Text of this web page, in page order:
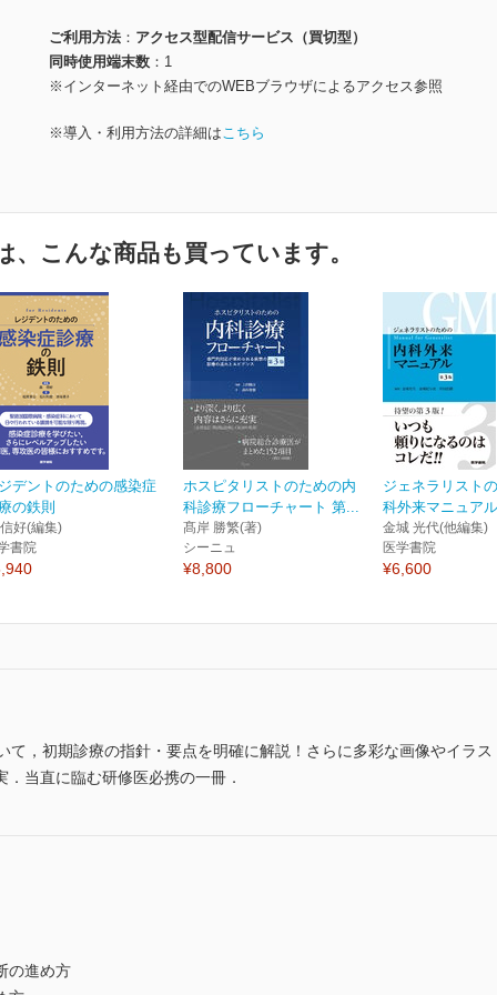
ご利用方法
アクセス型配信サービス（買切型）
同時使用端末数
1
※インターネット経由でのWEBブラウザによるアクセス参照
※導入・利用方法の詳細はこちら
、こんな商品も買っています。
デントのための感染症
の鉄則
好(編集)
書院
ホスピタリストのための内
科診療フローチャート 第...
髙岸 勝繁(著)
シーニュ
¥8,800
ジェネラリスト
科外来マニュア
金城 光代(他編集)
医学書院
¥6,600
て，初期診療の指針・要点を明確に解説！さらに多彩な画像やイラ
当直に臨む研修医必携の一冊．
の進め方